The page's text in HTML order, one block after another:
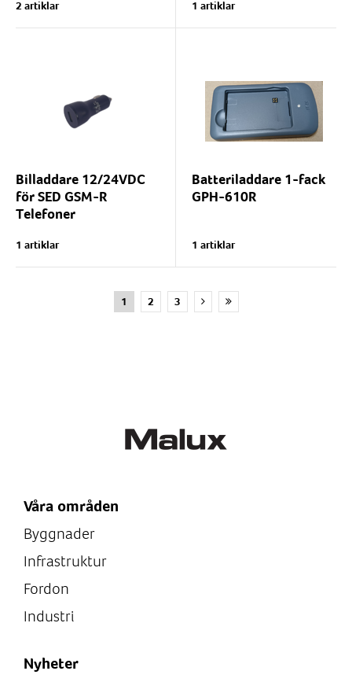
Frekvensområde: 698-806,
806-960, 1710-2170,
Tågantenn för GSM 900,
2 artiklar
CH3000 is designed to be
used as a RS 422
designed for Malux...
1 artiklar
Billaddare 12/24VDC
för SED GSM-R
Telefoner
GSM-R telefoner:
1 artiklar
Batteriladdare 1-fack
GPH-610R
1 artiklar
1 2 3
Våra områden
Byggnader
Infrastruktur
Fordon
Industri
Nyheter